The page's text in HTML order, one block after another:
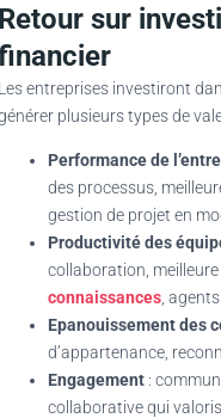
sur
entreprises investiront
plusieurs types de
Performance de
des processus,
gestion de projet en
Productivité des
collaboration,
connaissances ,
Epanouissement des
d’appartenance,
Engagement :
collaborative qui